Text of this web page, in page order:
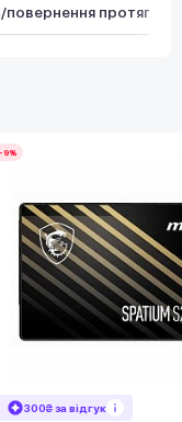
повернення протягом
-9%
300₴ за відгук